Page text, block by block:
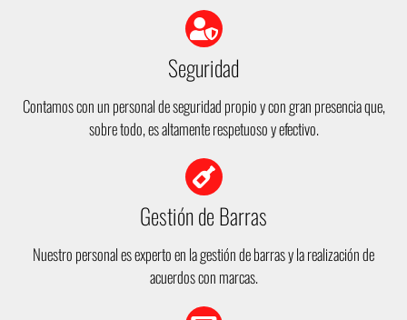
Seguridad
Contamos con un personal de seguridad propio y con gran presencia que,
sobre todo, es altamente respetuoso y efectivo.
Gestión de Barras
Nuestro personal es experto en la gestión de barras y la realización de
acuerdos con marcas.